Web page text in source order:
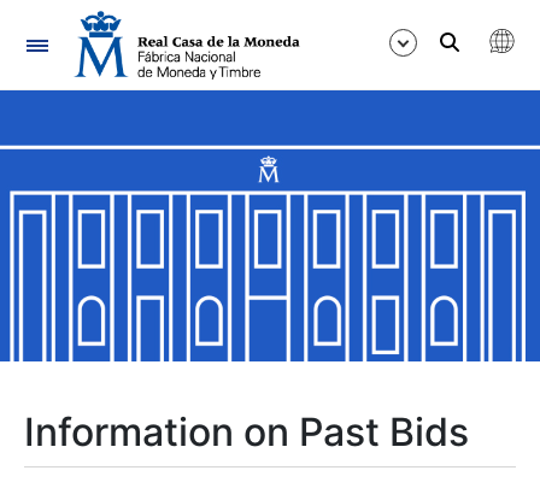
Navigation
Show/Hide
Show/Hide
Show/Hide
Information on Past Bids